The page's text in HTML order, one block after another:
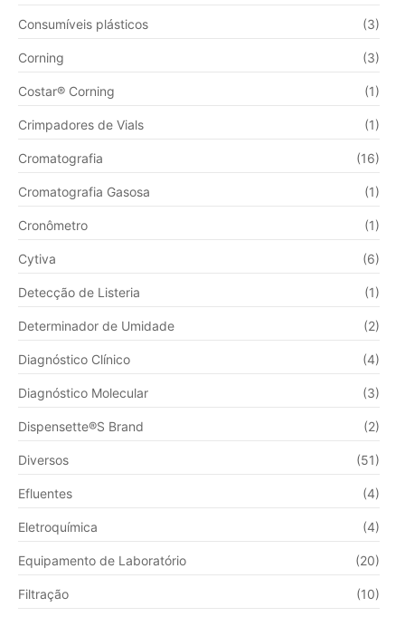
Consumíveis plásticos (3)
Corning (3)
Costar® Corning (1)
Crimpadores de Vials (1)
Cromatografia (16)
Cromatografia Gasosa (1)
Cronômetro (1)
Cytiva (6)
Detecção de Listeria (1)
Determinador de Umidade (2)
Diagnóstico Clínico (4)
Diagnóstico Molecular (3)
Dispensette®S Brand (2)
Diversos (51)
Efluentes (4)
Eletroquímica (4)
Equipamento de Laboratório (20)
Filtração (10)